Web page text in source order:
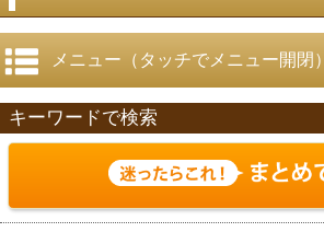
メニュー（タッチでメニュー開閉）
キーワードで検索